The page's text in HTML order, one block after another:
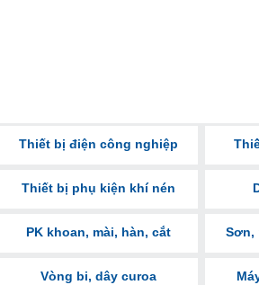
Thiết bị điện công nghiệp
Thiết bị phụ kiện khí nén
PK khoan, mài, hàn, cắt Sơn,
Vòng bi, dây curoa